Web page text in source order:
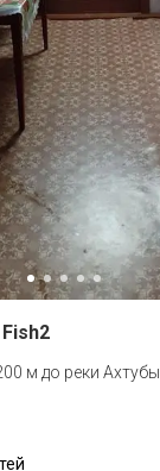
м до реки Ахтубы